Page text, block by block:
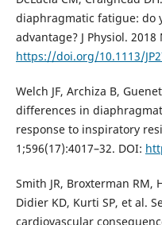
diaphragmatic fatigue: do
advantage? J Physiol. 2018
https://doi.org/10.1113/
Welch JF, Archiza B,
differences in
response to inspiratory
1;596(17):4017–32. DOI:
Smith JR, Broxterman RM,
Didier KD, Kurti SP, et al.
cardiovascular